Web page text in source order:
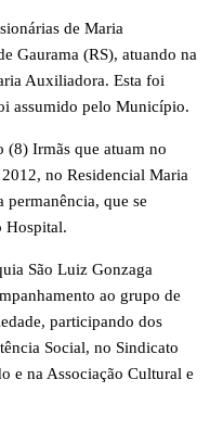
de Maria
Gaurama (RS), atuando na
Auxiliadora. Esta foi
assumido pelo Município.
(8) Irmãs que atuam no
no Residencial Maria
que se
Hospital.
São Luiz Gonzaga
ao grupo de
participando dos
Social, no Sindicato
e na Associação Cultural e